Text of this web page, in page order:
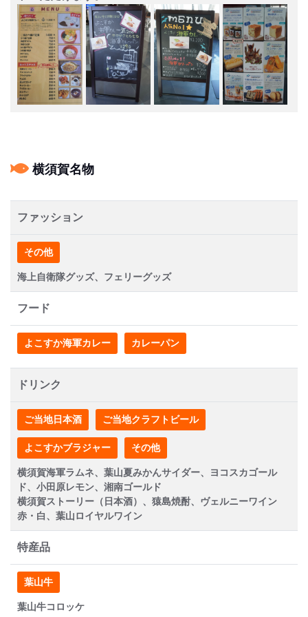
横須賀名物
ファッション
その他
海上自衛隊グッズ、フェリーグッズ
フード
よこすか海軍カレー カレーパン
ドリンク
ご当地日本酒 ご当地クラフトビール
よこすかブラジャー その他
横須賀海軍ラムネ、葉山夏みかんサイダー、ヨコスカゴール
ド、小田原レモン、湘南ゴールド
横須賀ストーリー（日本酒）、猿島焼酎、ヴェルニーワイン
赤・白、葉山ロイヤルワイン
特産品
葉山牛
葉山牛コロッケ